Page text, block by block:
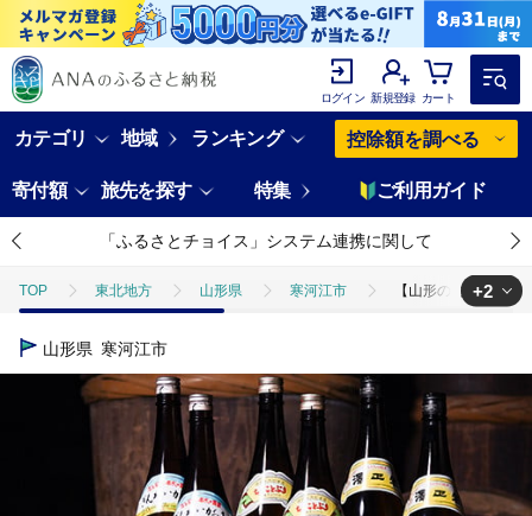
ログイン 新規登録 カート
カテゴリ 地域 ランキング 控除額を調べる
寄付額 旅先を探す 特集 ご利用ガイド
「ふるさとチョイス」システム連携に関して
TOP 東北地方 山形県 寒河江市 【山形の地酒】 山
TOP
酒 日本酒 【山形の地酒】 山形 の日本酒 飲み比べ
+2
山形県 寒河江市